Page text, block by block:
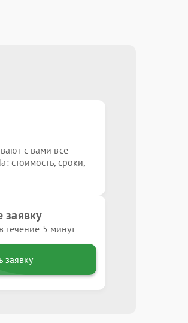
с вами все
стоимость, сроки,
заявку
течение 5 минут
заявку